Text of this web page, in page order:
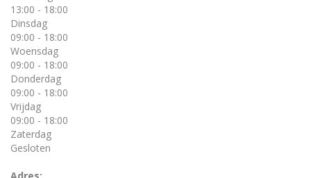
13:00 - 18:00
Dinsdag
09:00 - 18:00
Woensdag
09:00 - 18:00
Donderdag
09:00 - 18:00
Vrijdag
09:00 - 18:00
Zaterdag
Gesloten